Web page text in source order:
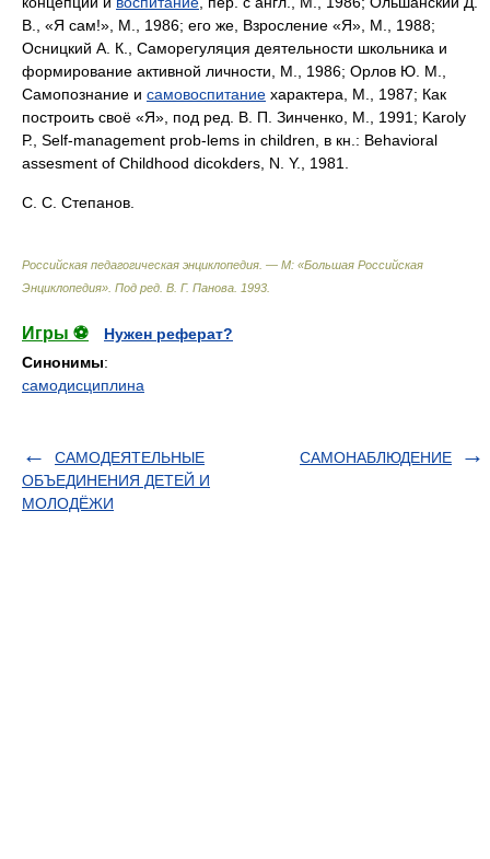
В., «Я сам!», М., 1986; его же, Взросление «Я», М., 1988;
Осницкий А. К., Саморегуляция деятельности школьника и
формирование активной личности, М., 1986; Орлов Ю. М.,
Самопознание и самовоспитание характера, М., 1987; Как
построить своё «Я», под ред. В. П. Зинченко, М., 1991; Karoly
Р., Self-management prob-lems in children, в кн.: Behavioral
assesment of Childhood dicokders, N. Y., 1981.
С. С. Степанов.
Российская педагогическая энциклопедия. — М: «Большая Российская
Энциклопедия» Под ред. В. Г. Панова 1993
Игры ⚽
Нужен реферат?
Синонимы:
самодисциплина
САМОДЕЯТЕЛЬНЫЕ
ОБЪЕДИНЕНИЯ ДЕТЕЙ И
МОЛОДЁЖИ
САМОНАБЛЮДЕНИЕ